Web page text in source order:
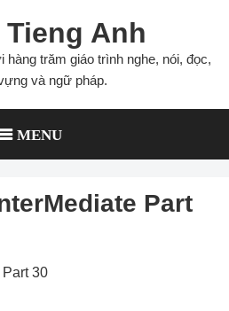
Anh
hàng trăm giáo trình nghe, nói, đọc,
và ngữ pháp.
MENU
Part
30